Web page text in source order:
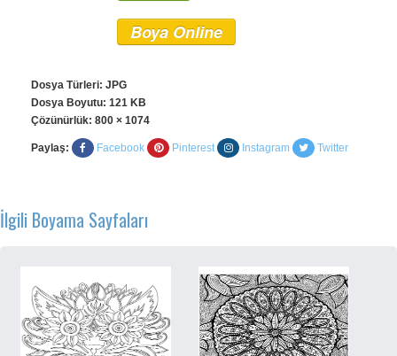
Boya Online
Dosya Türleri: JPG
Dosya Boyutu: 121 KB
Çözünürlük: 800 × 1074
Paylaş: Facebook Pinterest Instagram Twitter
İlgili Boyama Sayfaları